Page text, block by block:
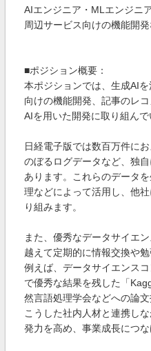
AIエンジニア・MLエンジニ
周辺サービス向けの機能開
■ポジション概要：
本ポジションでは、生成AI
向けの機能開発、記事のレ
AIを用いた開発に取り組んで
日経電子版では数百万件に
のぼるログデータなど、独
あります。これらのデータ
理などによって活用し、他
り組みます。
また、優秀なデータサイエ
越えて定期的に情報交換や
例えば、データサイエンス
で優秀な結果を残した「
然言語処理学会などへの論
こうした社内人材と連携し
発力を高め、事業成長につ